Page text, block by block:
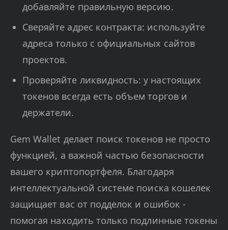
добавляйте правильную версию.
Сверяйте адрес контракта: используйте
адреса только с официальных сайтов
проектов.
Проверяйте ликвидность: у настоящих
токенов всегда есть объем торгов и
держатели.
Gem Wallet делает поиск токенов не просто
функцией, а важной частью безопасности
вашего криптопортфеля. Благодаря
интеллектуальной системе поиска кошелек
защищает вас от подделок и ошибок -
помогая находить только подлинные токены